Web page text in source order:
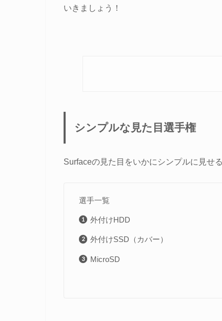
いきましょう！
シンプルな見た目選手権
Surfaceの見た目をいかにシンプルに見せ
選手一覧
外付けHDD
外付けSSD（カバー）
MicroSD